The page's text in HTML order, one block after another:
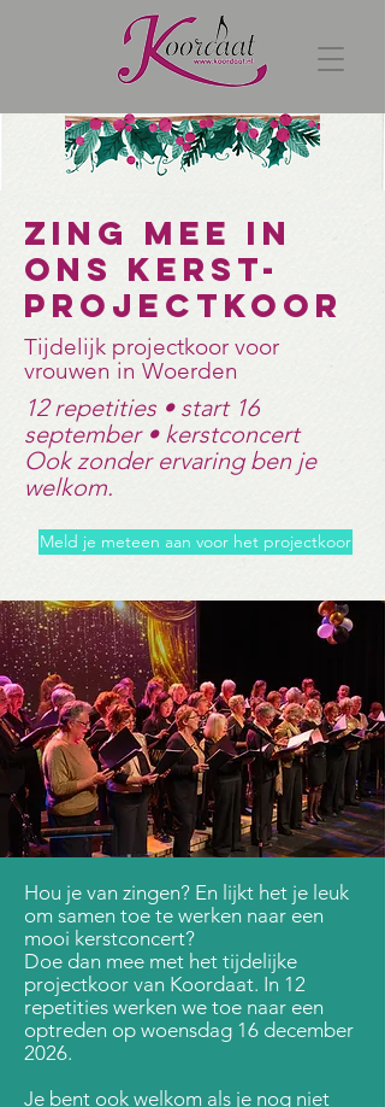
Zing mee in
ons Kerst-
projectkoor
Tijdelijk projectkoor voor
vrouwen in Woerden
12 repetities • start 16
september • kerstconcert
Ook zonder ervaring ben je
welkom.
Meld je meteen aan voor het projectkoor
Hou je van zingen? En lijkt het je leuk
om samen toe te werken naar een
mooi kerstconcert?
Doe dan mee met het tijdelijke
projectkoor van Koordaat. In 12
repetities werken we toe naar een
optreden op woensdag 16 december
2026.
Je bent ook welkom als je nog niet